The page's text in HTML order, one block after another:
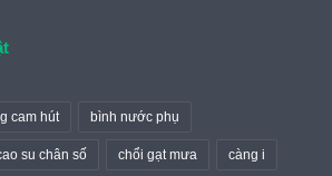
cam hút bình nước phụ
su chân số chổi gạt mưa càng i